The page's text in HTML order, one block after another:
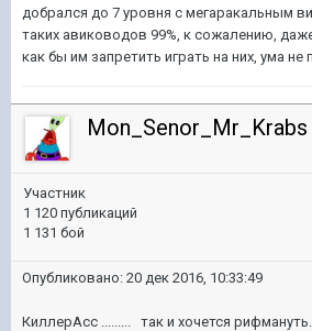
добрался до 7 уровня с мегаракальным
таких авиководов 99%, к сожалению,
как бы им запретить играть на них, ума не
Mon_Senor_Mr_Krabs
Участник
1 120 публикаций
1 131 бой
Опубликовано: 20 дек 2016, 10:33:49
КиллерАсс ......... так и хочется